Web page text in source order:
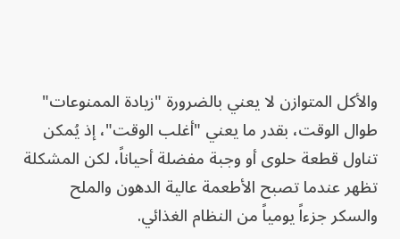
والأكل المتوازن لا يعني بالضرورة "زيادة الممنوعات"
طوال الوقت، بقدر ما يعني "أغلب الوقت"، إذ يُمكن
تناول قطعة حلوى أو وجبة مفضلة أحياناً، لكن المشكلة
تظهر عندما تصبح الأطعمة عالية الدهون والملح
والسكر جزءاً يومياً من النظام الغذائي.